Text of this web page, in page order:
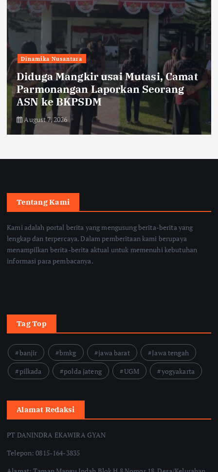
Dinamika Nusantara
Diduga Mangkir usai Mutasi, Camat
Parmonangan Laporkan Seorang
ASN ke BKPSDM
August 7, 2026
Tentang Kami
Kami adalah portal berita yang mengusung berita-berita yang
lengkap dan terpercaya. Dalam pemberitaan kami berupaya
menampilkan berita-berita aktual untuk memenuhi kebutuhan
informasi para pembacanya.
Tag Top
banjir bmkg jawa barat
Jawa tengah
pilkada
polda jateng UGM yogyakarta
Alamat Redaksi
PT DANINDRA EKAWIRA GYAN
Telepon: 0815-164-3835